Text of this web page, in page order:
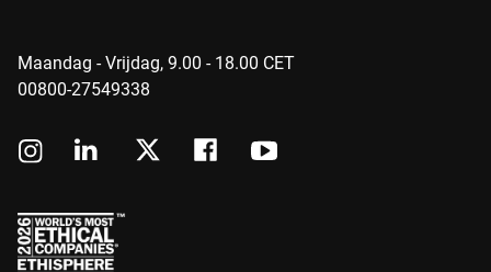
Maandag - Vrijdag, 9.00 - 18.00 CET
00800-27549338